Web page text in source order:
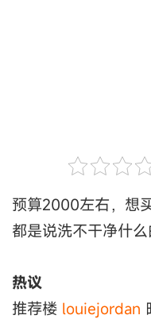
预算2000左右，想
都是说洗不干净什么
热议
推荐楼 louiejordan